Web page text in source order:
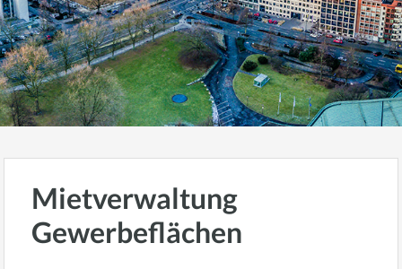
Mietverwaltung
Gewerbeflächen